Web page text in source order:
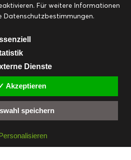
Kategorie Ostern Resteküche
SliderStartseite
Vorspeisen
Salate & Suppen
& Events
PINTEREST
EMAIL
| powered byECKER Digital IT Solutions
Für weitere Informationen
Datenschutzbestimmungen.
Dienste
Akzeptieren
speichern